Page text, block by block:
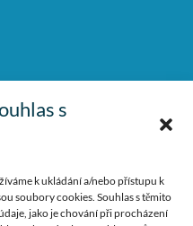
s
k ukládání a/nebo přístupu k
soubory cookies. Souhlas s těmito
jako je chování při procházení